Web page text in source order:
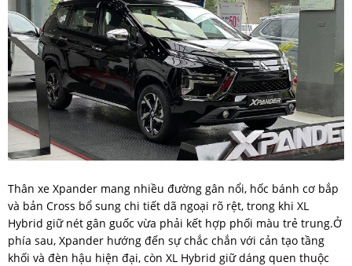
Thân xe Xpander mang nhiều đường gân nổi, hốc bánh cơ bắp
và bản Cross bổ sung chi tiết dã ngoại rõ rệt, trong khi XL
Hybrid giữ nét gân guốc vừa phải kết hợp phối màu trẻ trung.Ở
phía sau, Xpander hướng đến sự chắc chắn với cản tạo tầng
khối và đèn hậu hiện đại, còn XL Hybrid giữ dáng quen thuộc